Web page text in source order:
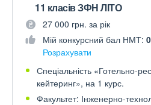
11 класів ЗФН ЛІТО
27 000 грн. за рік
Мій конкурсний бал НМТ: 0
Розрахувати
Спеціальність «Готельно-
кейтеринг», на 1 курс.
Факультет: Інженерно-